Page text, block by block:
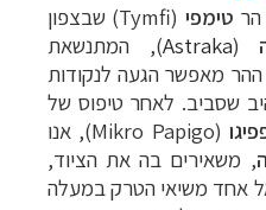
טימפי (
Tymfi) שבצפון
(
Astraka), המתנשאת
מאפשר הגעה לנקודות
שסביב. לאחר טיפוס של
(M
ikro Papigo
), אנו
, משאירים בה את הציוד,
אחד משיאי הטרק במעלה